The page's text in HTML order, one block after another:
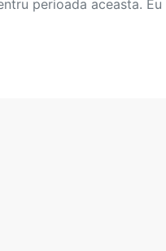
perioada aceasta. Eu